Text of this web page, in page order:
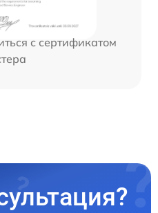
с сертификатом